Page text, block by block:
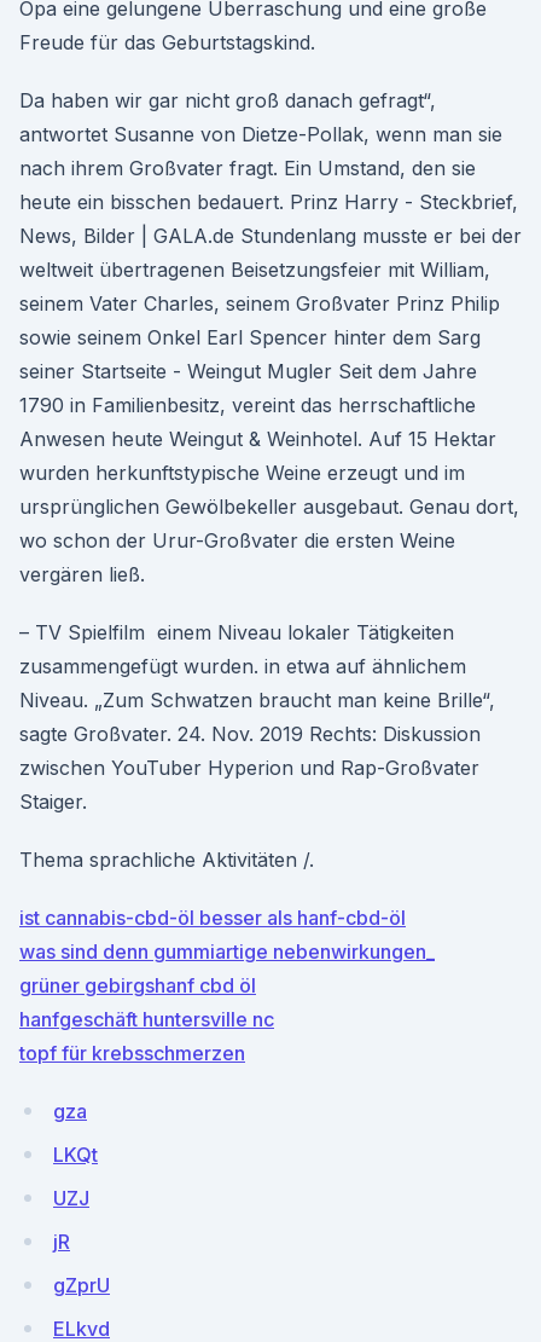
Opa eine gelungene Überraschung und eine große
Freude für das Geburtstagskind.
Da haben wir gar nicht groß danach gefragt“,
antwortet Susanne von Dietze-Pollak, wenn man sie
nach ihrem Großvater fragt. Ein Umstand, den sie
heute ein bisschen bedauert. Prinz Harry - Steckbrief,
News, Bilder | GALA.de Stundenlang musste er bei der
weltweit übertragenen Beisetzungsfeier mit William,
seinem Vater Charles, seinem Großvater Prinz Philip
sowie seinem Onkel Earl Spencer hinter dem Sarg
seiner Startseite - Weingut Mugler Seit dem Jahre
1790 in Familienbesitz, vereint das herrschaftliche
Anwesen heute Weingut & Weinhotel. Auf 15 Hektar
wurden herkunftstypische Weine erzeugt und im
ursprünglichen Gewölbekeller ausgebaut. Genau dort,
wo schon der Urur-Großvater die ersten Weine
vergären ließ.
– TV Spielfilm einem Niveau lokaler Tätigkeiten
zusammengefügt wurden. in etwa auf ähnlichem
Niveau. „Zum Schwatzen braucht man keine Brille“,
sagte Großvater. 24. Nov. 2019 Rechts: Diskussion
zwischen YouTuber Hyperion und Rap-Großvater
Staiger.
Thema sprachliche Aktivitäten /.
ist cannabis-cbd-öl besser als hanf-cbd-öl
was sind denn gummiartige nebenwirkungen_
grüner gebirgshanf cbd öl
hanfgeschäft huntersville nc
topf für krebsschmerzen
gza
LKQt
UZJ
jR
gZprU
ELkvd